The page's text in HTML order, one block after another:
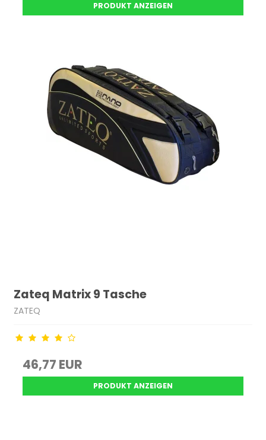
PRODUKT ANZEIGEN
Zateq Matrix 9 Tasche
ZATEQ
46,77 EUR
PRODUKT ANZEIGEN